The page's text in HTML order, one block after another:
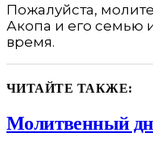
Пожалуйста,
Акопа и его семью
время.
ЧИТАЙТЕ ТАКЖЕ:
Молитвенный